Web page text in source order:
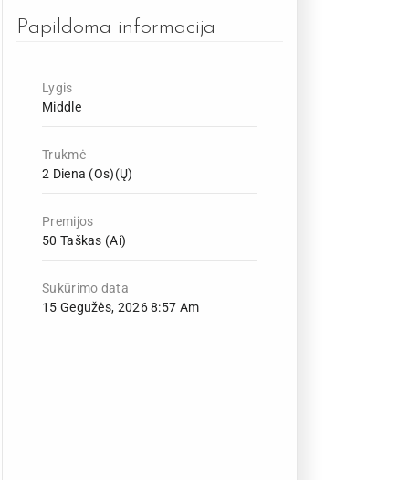
Papildoma informacija
Lygis
Middle
Trukmė
2 Diena (os)(ų)
Premijos
50 Taškas (ai)
Sukūrimo data
15 Gegužės, 2026 8:57 Am